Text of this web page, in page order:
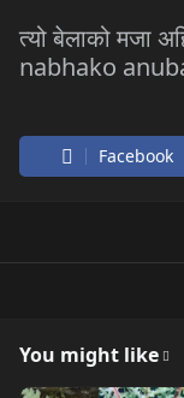
त्यो बेलाको मजा
nabhako
Facebook
You might like